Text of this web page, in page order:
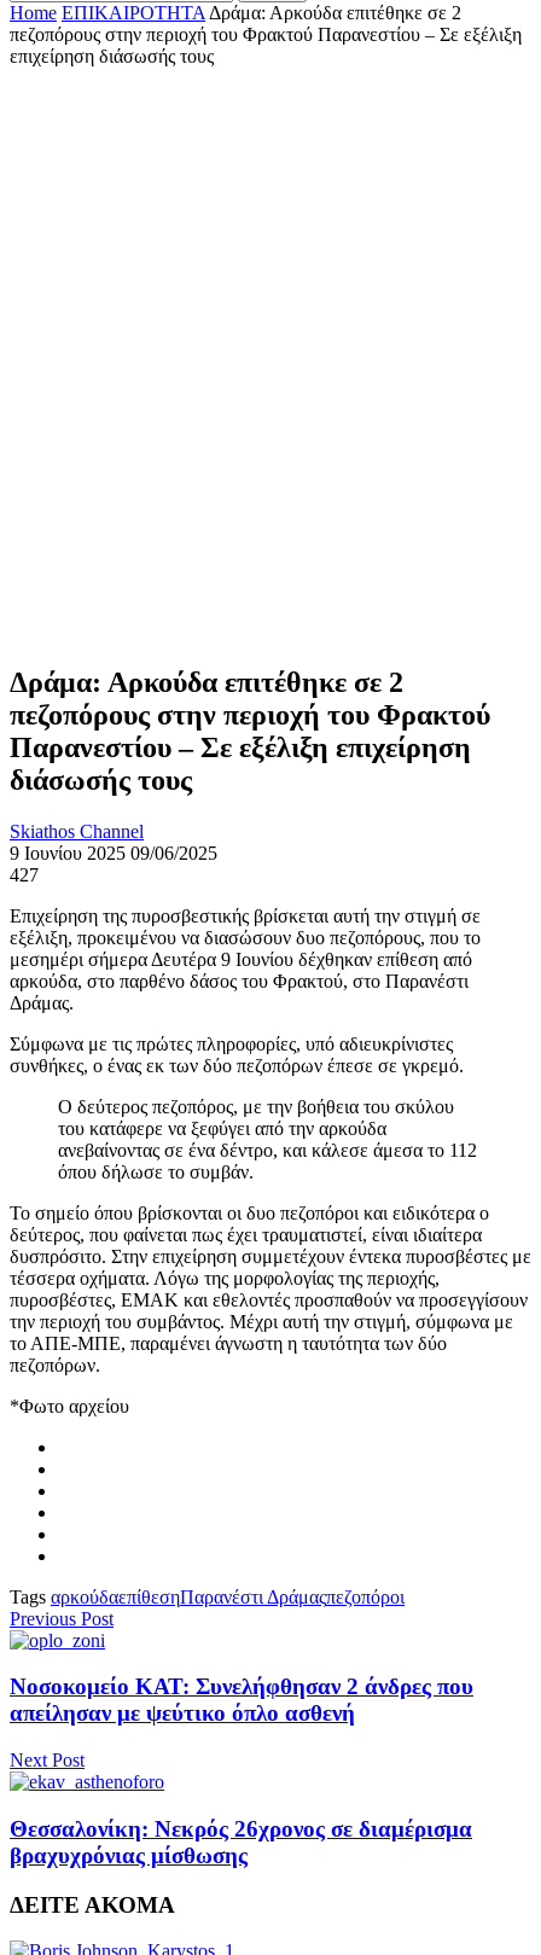
Home ΕΠΙΚΑΙΡΟΤΗΤΑ Δράμα: Αρκούδα επιτέθηκε σε 2
πεζοπόρους στην περιοχή του Φρακτού Παρανεστίου – Σε εξέλιξη
επιχείρηση διάσωσής τους
Δράμα: Αρκούδα επιτέθηκε σε 2
πεζοπόρους στην περιοχή του Φρακτού
Παρανεστίου – Σε εξέλιξη επιχείρηση
διάσωσής τους
Skiathos Channel
9 Ιουνίου 2025 09/06/2025
427
Επιχείρηση της πυροσβεστικής βρίσκεται αυτή την στιγμή σε
εξέλιξη, προκειμένου να διασώσουν δυο πεζοπόρους, που το
μεσημέρι σήμερα Δευτέρα 9 Ιουνίου δέχθηκαν επίθεση από
αρκούδα, στο παρθένο δάσος του Φρακτού, στο Παρανέστι
Δράμας.
Σύμφωνα με τις πρώτες πληροφορίες, υπό αδιευκρίνιστες
συνθήκες, ο ένας εκ των δύο πεζοπόρων έπεσε σε γκρεμό.
Ο δεύτερος πεζοπόρος, με την βοήθεια του σκύλου
του κατάφερε να ξεφύγει από την αρκούδα
ανεβαίνοντας σε ένα δέντρο, και κάλεσε άμεσα το 112
όπου δήλωσε το συμβάν.
Το σημείο όπου βρίσκονται οι δυο πεζοπόροι και ειδικότερα ο
δεύτερος, που φαίνεται πως έχει τραυματιστεί, είναι ιδιαίτερα
δυσπρόσιτο. Στην επιχείρηση συμμετέχουν έντεκα πυροσβέστες με
τέσσερα οχήματα. Λόγω της μορφολογίας της περιοχής,
πυροσβέστες, ΕΜΑΚ και εθελοντές προσπαθούν να προσεγγίσουν
την περιοχή του συμβάντος. Μέχρι αυτή την στιγμή, σύμφωνα με
το ΑΠΕ-ΜΠΕ, παραμένει άγνωστη η ταυτότητα των δύο
πεζοπόρων.
*Φωτο αρχείου
Tags αρκούδαεπίθεσηΠαρανέστι Δράμαςπεζοπόροι
Previous Post
Νοσοκομείο ΚΑΤ: Συνελήφθησαν 2 άνδρες που
απείλησαν με ψεύτικο όπλο ασθενή
Next Post
Θεσσαλονίκη: Νεκρός 26χρονος σε διαμέρισμα
βραχυχρόνιας μίσθωσης
ΔΕΙΤΕ ΑΚΟΜΑ